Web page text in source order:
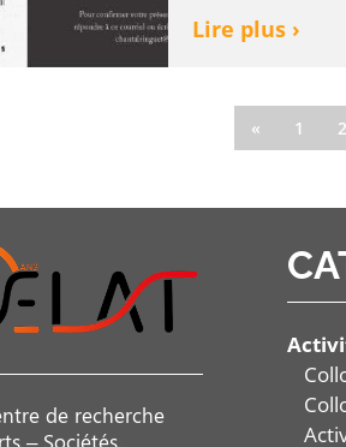
Lire plus ›
« 1 2
de recherche
– Sociétés,